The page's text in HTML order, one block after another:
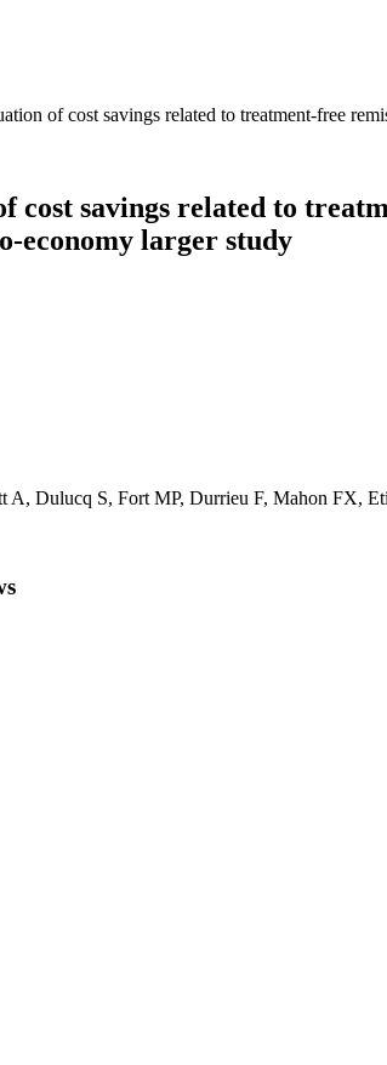
of cost savings related to treatment-free
cost savings related to
economy larger study
Dulucq S, Fort MP, Durrieu F, Mahon FX,